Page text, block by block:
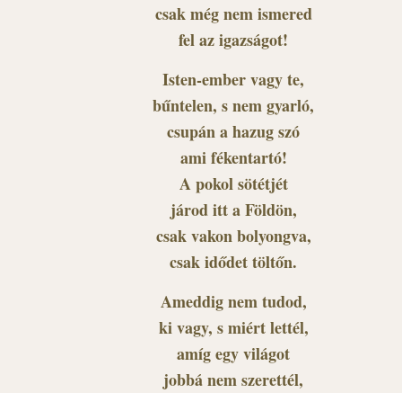
csak még nem ismered
fel az igazságot!
Isten-ember vagy te,
bűntelen, s nem gyarló,
csupán a hazug szó
ami fékentartó!
A pokol sötétjét
járod itt a Földön,
csak vakon bolyongva,
csak idődet töltőn.
Ameddig nem tudod,
ki vagy, s miért lettél,
amíg egy világot
jobbá nem szerettél,